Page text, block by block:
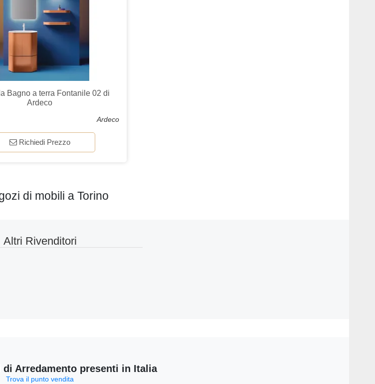
Bagno a terra Fontanile 02 di
Ardeco
Ardeco
Richiedi Prezzo
di mobili a Torino
Altri Rivenditori
Arredamento presenti in Italia
Trova il punto vendita